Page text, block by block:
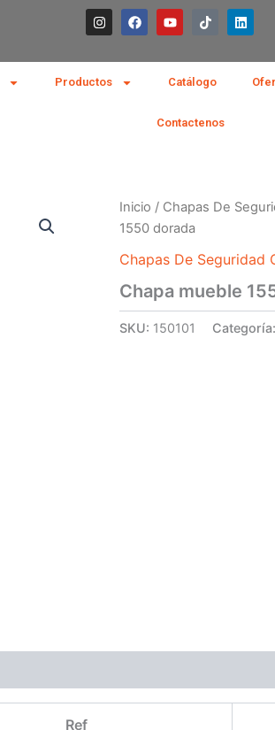
I
n
s
a
g
F
a
c
b
Y
o
u
u
b
T
i
o
k
L
i
n
e
Productos Catálogo
Contactenos
Inicio / Chapas De
1550 dorada
Chapas De Seguridad
Chapa mueble
SKU: 150101
Ref